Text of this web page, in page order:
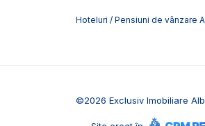
Hoteluri / Pensiuni de vânzare
©2026 Exclusiv Imobiliare